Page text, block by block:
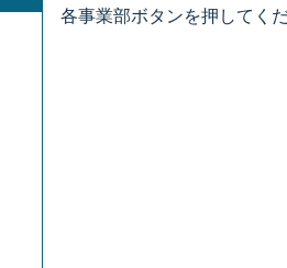
各事業部ボタンを押してく